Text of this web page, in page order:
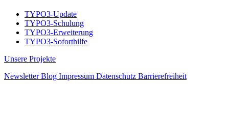
TYPO3-Update
TYPO3-Schulung
TYPO3-Erweiterung
TYPO3-Soforthilfe
Unsere Projekte
NewsletterBlog Impressum Datenschutz Barrierefreiheit